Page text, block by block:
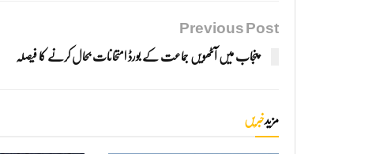
Previous Post
پنجاب میں آٹھویں جماعت کے بورڈ امتحانات بحال کرنے کا فیصلہ
مزیدخبریں